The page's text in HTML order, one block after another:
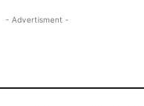
- Advertisment -